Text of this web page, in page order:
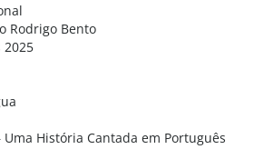
Rodrigo Bento
2025
Uma História Cantada em Português